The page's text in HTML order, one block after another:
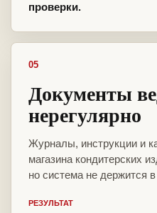
проверки.
05
Документы
нерегулярно
Журналы, инструкции и
магазина кондитерских
но система не держится
РЕЗУЛЬТАТ